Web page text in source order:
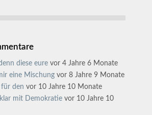
diese eure vor 4 Jahre 6 Monate
eine Mischung vor 8 Jahre 9 Monate
für den vor 10 Jahre 10 Monate
mit Demokratie vor 10 Jahre 10